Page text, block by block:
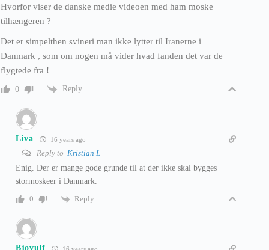
Hvorfor viser de danske medie videoen med ham moske
tilhængeren ?
Det er simpelthen svineri man ikke lytter til Iranerne i
Danmark , som om nogen må vider hvad fanden det var de
flygtede fra !
0 Reply
Liva 16 years ago
Reply to Kristian L
Enig. Der er mange gode grunde til at der ikke skal bygges
stormoskeer i Danmark.
0
Reply
Bjovulf